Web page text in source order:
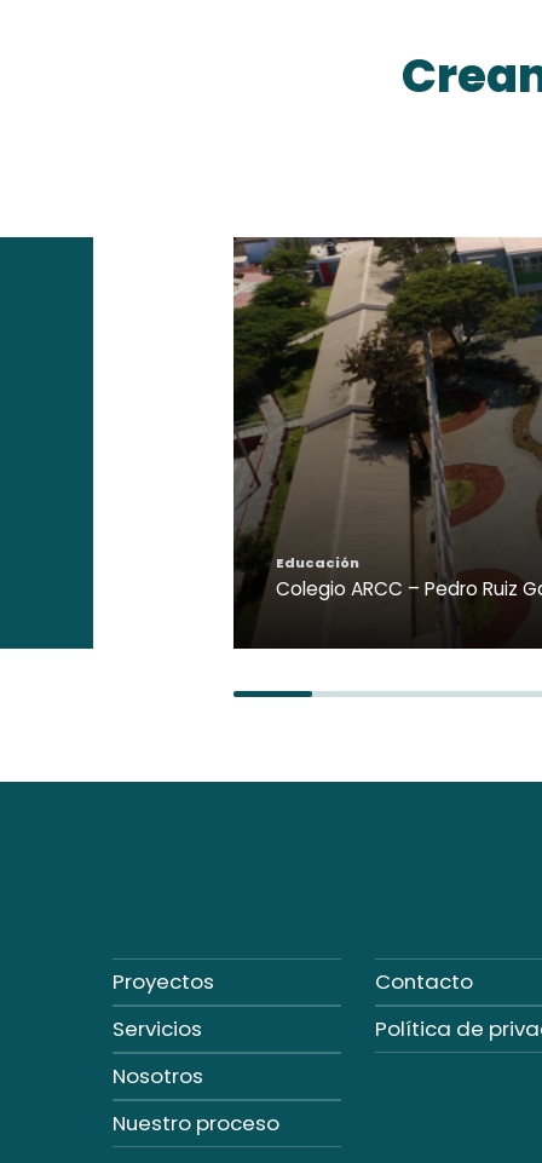
Educación
Colegio ARCC – Rinconada
Proyectos
Servicios
Nosotros
Nuestro proceso
Contacto
Política de